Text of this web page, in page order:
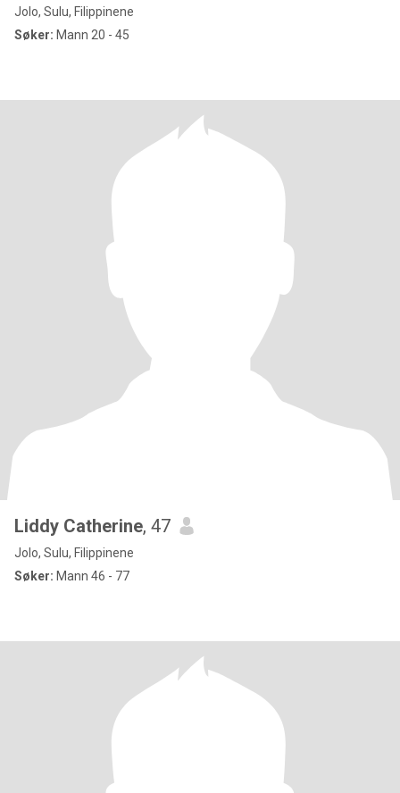
Jolo, Sulu, Filippinene
Søker: Mann 20 - 45
Liddy Catherine, 47
Jolo, Sulu, Filippinene
Søker: Mann 46 - 77